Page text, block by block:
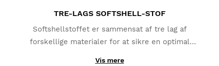
TRE-LAGS SOFTSHELL-STOF
Softshellstoffet er sammensat af tre lag af
forskellige materialer for at sikre en optimal
Vis mere